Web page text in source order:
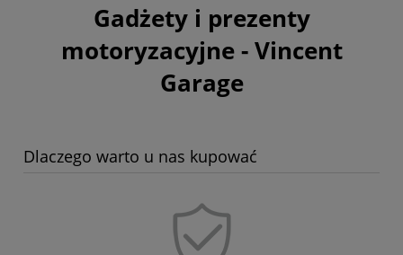
Gadżety i prezenty
motoryzacyjne - Vincent
Garage
Dlaczego warto u nas kupować